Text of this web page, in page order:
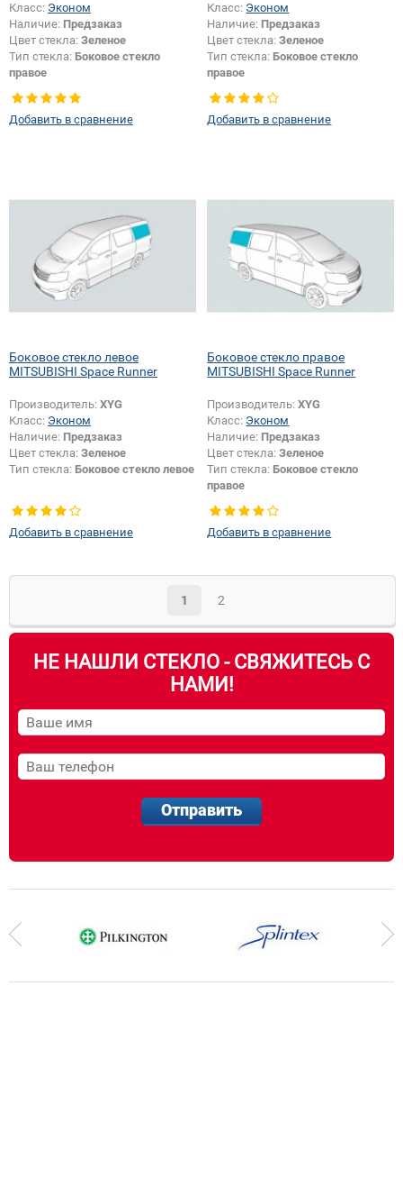
Класс: Эконом
Наличие: Предзаказ
Цвет стекла: Зеленое
Тип стекла: Боковое стекло
правое
Появление или изменение
отверстий: Да
Добавить в сравнение
Класс: Эконом
Наличие: Предзаказ
Цвет стекла:Зеленое
Тип стекла: Боковое стекло
правое
Появление или изменение
отверстий:Да
Добавить в сравнение
Боковое стекло левое
MITSUBISHI Space Runner
Производитель: XYG
Класс: Эконом
Наличие: Предзаказ
Цвет стекла: Зеленое
Тип стекла: Боковое стекло левое
Добавить в сравнение
Боковое стекло правое
MITSUBISHI Space Runner
Производитель:XYG
Класс: Эконом
Наличие: Предзаказ
Цвет стекла:Зеленое
Тип стекла: Боковое стекло
правое
Добавить в сравнение
1 2
НЕ НАШЛИ СТЕКЛО - СВЯЖИТЕСЬ С
НАМИ!
Отправить